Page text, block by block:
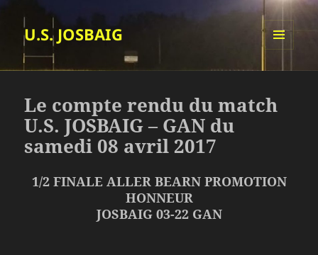
U.S. JOSBAIG
ET
Le compte rendu du match
U.S. JOSBAIG – GAN du
samedi 08 avril 2017
1/2 FINALE ALLER BEARN PROMOTION
HONNEUR
JOSBAIG 03-22 GAN